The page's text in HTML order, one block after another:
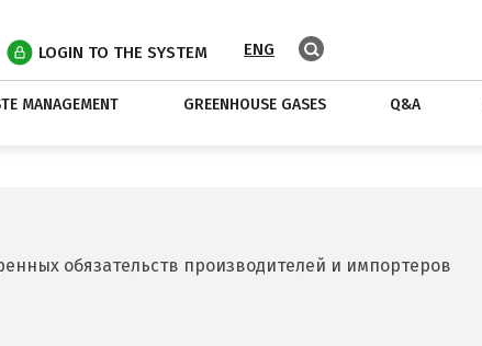
LOGIN TO THE SYSTEM ENG
MANAGEMENT GREENHOUSE GASES Q&A
обязательств производителей и импортеров